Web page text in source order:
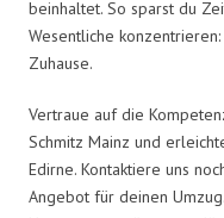
beinhaltet. So sparst du
Wesentliche
Zuhause.
Vertraue auf die
Schmitz Mainz und
Edirne. Kontaktiere uns
Angebot für deinen